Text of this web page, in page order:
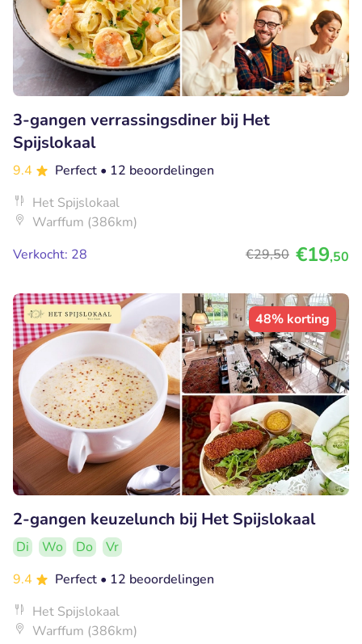
3-gangen verrassingsdiner bij Het
Spijslokaal
9.4 Perfect • 12 beoordelingen
Het Spijslokaal
Warffum (386km)
Verkocht: 28
€29,50 €19,50
48% korting
2-gangen keuzelunch bij Het Spijslokaal
Di Wo Do
Vr
9.4
Perfect • 12 beoordelingen
Het Spijslokaal
Warffum (386km)